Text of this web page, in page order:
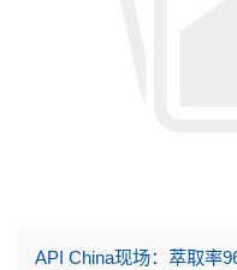
API China现场：萃取率